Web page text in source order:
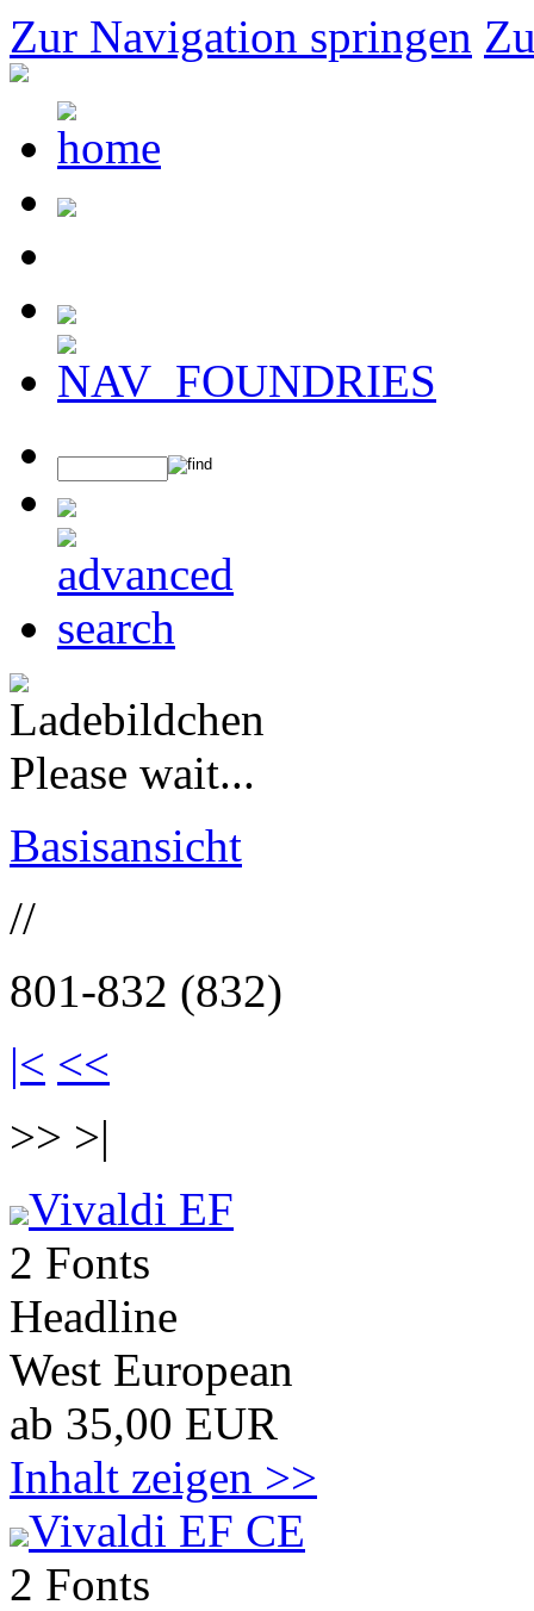
Zur Navigation springen
Please wait...
Basisansicht
//
801-832 (832)
|< <<
>> >|
Vivaldi EF
2 Fonts
Headline
West European
ab 35,00 EUR
Inhalt zeigen >>
Vivaldi EF CE
2 Fonts